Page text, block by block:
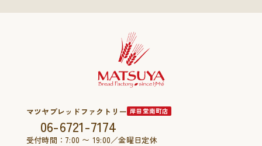
マツヤブレッドファクトリー 岸田堂南町店
06-6721-7174
受付時間：7:00 〜 19:00／金曜日定休